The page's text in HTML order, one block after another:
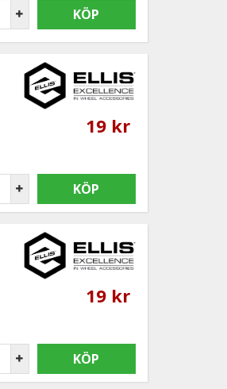
KÖP
19 kr
KÖP
19 kr
KÖP